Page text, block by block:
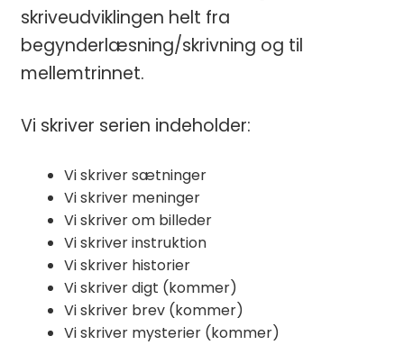
skriveudviklingen helt fra
begynderlæsning/skrivning og til
mellemtrinnet.
Vi skriver serien indeholder:
Vi skriver sætninger
Vi skriver meninger
Vi skriver om billeder
Vi skriver instruktion
Vi skriver historier
Vi skriver digt (kommer)
Vi skriver brev (kommer)
Vi skriver mysterier (kommer)